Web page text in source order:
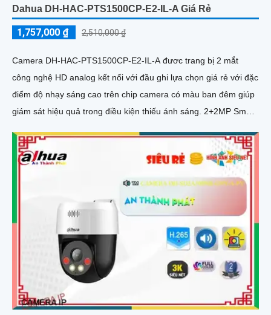
Dahua DH-HAC-PTS1500CP-E2-IL-A Giá Rẻ
1,757,000 ₫ 2,510,000 ₫
Camera DH-HAC-PTS1500CP-E2-IL-A đươc trang bị 2 mắt
công nghệ HD analog kết nối với đầu ghi lựa chọn giá rẻ với đặc
điểm độ nhạy sáng cao trên chip camera có màu ban đêm giúp
giám sát hiệu quả trong điều kiện thiếu ánh sáng. 2+2MP Smart